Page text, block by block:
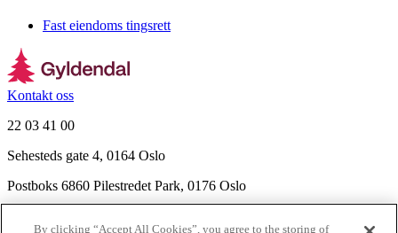
Fast eiendoms tingsrett
Kontakt oss
22 03 41 00
Sehesteds gate 4, 0164 Oslo
Postboks 6860 Pilestredet Park, 0176 Oslo
By clicking “Accept All Cookies”, you agree to the storing of